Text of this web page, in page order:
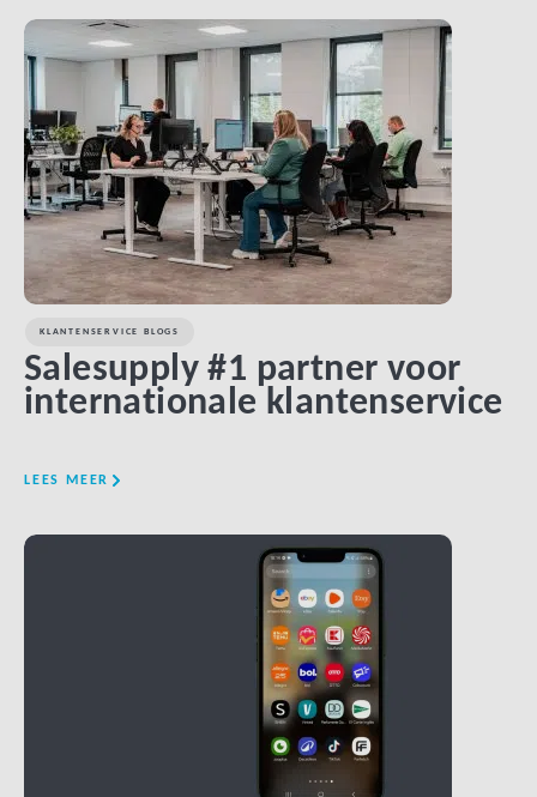
KLANTENSERVICE BLOGS
Salesupply #1 partner voor
internationale klantenservice
LEES MEER
LINK BTN
LINK BTN